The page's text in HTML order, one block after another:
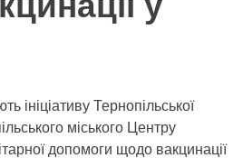
ініціативу Тернопільської
міського Центру
допомоги щодо вакцинації